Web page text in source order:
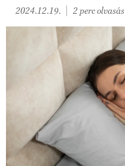
2024.12.19. 2 perc olvasás